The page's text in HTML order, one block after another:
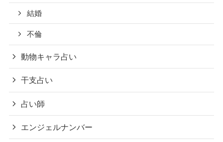
結婚
不倫
動物キャラ占い
干支占い
占い師
エンジェルナンバー